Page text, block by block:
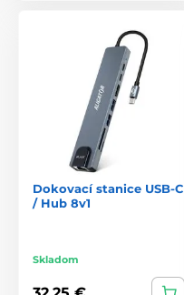
Dokovací stanice USB-C
/ Hub 8v1
Skladom